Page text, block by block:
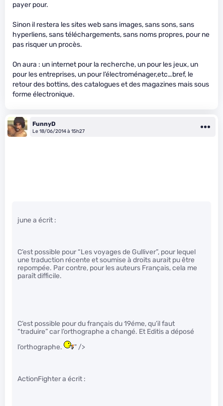
payer pour.
Sinon il restera les sites web sans images, sans sons, sans
hyperliens, sans téléchargements, sans noms propres, pour ne
pas risquer un procès.
On aura : un internet pour la recherche, un pour les jeux, un
pour les entreprises, un pour l’électroménager,etc…bref, le
retour des bottins, des catalogues et des magazines mais sous
forme électronique.
FunnyD
Le 18/06/2014 à 15h27
june a écrit :
C’est possible pour “Les voyages de Gulliver”, pour lequel
une traduction récente et soumise à droits aurait pu être
repompée. Par contre, pour les auteurs Français, cela me
paraît difficile.
C’est possible pour du français du 19éme, qu’il faut
“traduire” car l’orthographe a changé. Et Editis a déposé
l’orthographe.
" />
ActionFighter a écrit :